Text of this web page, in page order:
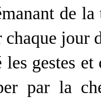
de
chaque jour
les gestes
par la